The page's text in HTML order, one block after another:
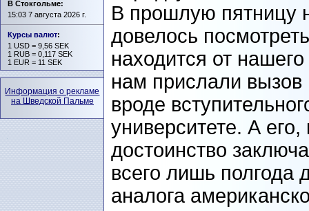
В прошлую пятницу
довелось
находится от
нам прислали вызов
вроде
университете. А
достоинство
всего лишь
аналога
В Стокгольме:
15:03 7 августа 2026 г.
Курсы валют:
1 USD = 9,56 SEK
1 RUB = 0,117 SEK
1 EUR = 11 SEK
Информация о рекламе
на Шведской Пальме